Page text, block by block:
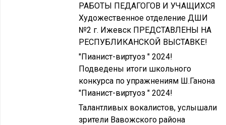
РАБОТЫ ПЕДАГОГОВ И УЧАЩИХСЯ
Художественное отделение ДШИ
№2 г. Ижевск ПРЕДСТАВЛЕНЫ НА
РЕСПУБЛИКАНСКОЙ ВЫСТАВКЕ!
"Пианист-виртуоз " 2024!
Подведены итоги школьного
конкурса по упражнениям Ш.Ганона
"Пианист-виртуоз " 2024!
Талантливых вокалистов, услышали
зрители Вавожского района